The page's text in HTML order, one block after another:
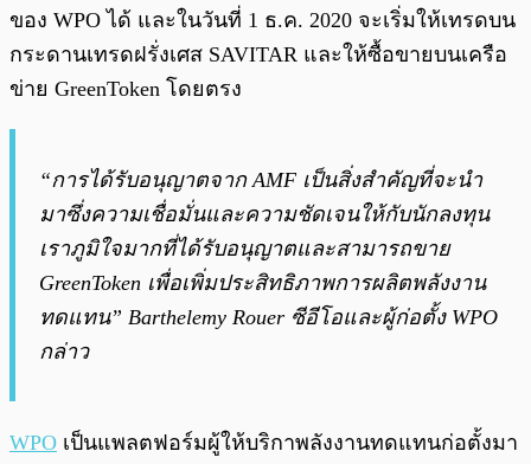
ของ WPO ได้ และในวันที่ 1 ธ.ค. 2020 จะเริ่มให้เทรดบน
กระดานเทรดฝรั่งเศส SAVITAR และให้ซื้อขายบนเครือ
ข่าย GreenToken โดยตรง
“การได้รับอนุญาตจาก AMF เป็นสิ่งสำคัญที่จะนำ
มาซึ่งความเชื่อมั่นและความชัดเจนให้กับนักลงทุน
เราภูมิใจมากที่ได้รับอนุญาตและสามารถขาย
GreenToken เพื่อเพิ่มประสิทธิภาพการผลิตพลังงาน
ทดแทน” Barthelemy Rouer ซีอีโอและผู้ก่อตั้ง WPO
กล่าว
WPO เป็นแพลตฟอร์มผู้ให้บริกาพลังงานทดแทนก่อตั้งมา